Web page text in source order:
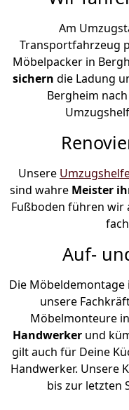
Am
Transportfahrzeug
Möbelpacker in
sichern die Ladung
Bergheim
Unsere
sind wahre Meister
Fußboden führen wir
Auf-
Die Möbeldemontage
unsere
Möbelmonteure
Handwerker und
gilt auch für Deine
Handwerker. Unsere
bis zur letzten